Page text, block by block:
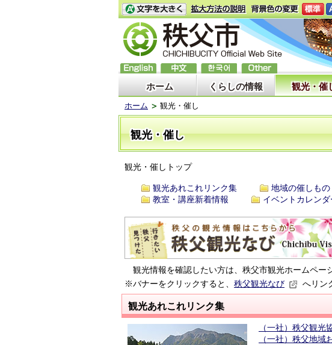
ホーム くらしの情報 観光・催
ホーム 観光・催し
観光・催し
観光・催しトップ
観光あれこれリンク集 地域の催しもの
教室・講座新着情報
イベントカレンダ
観光情報を確認したい方は、秩父市観光ホームペー
※バナーをクリックすると、 秩父観光なび へリン
観光あれこれリンク集
（一社）秩父観光
（一社）秩父地域